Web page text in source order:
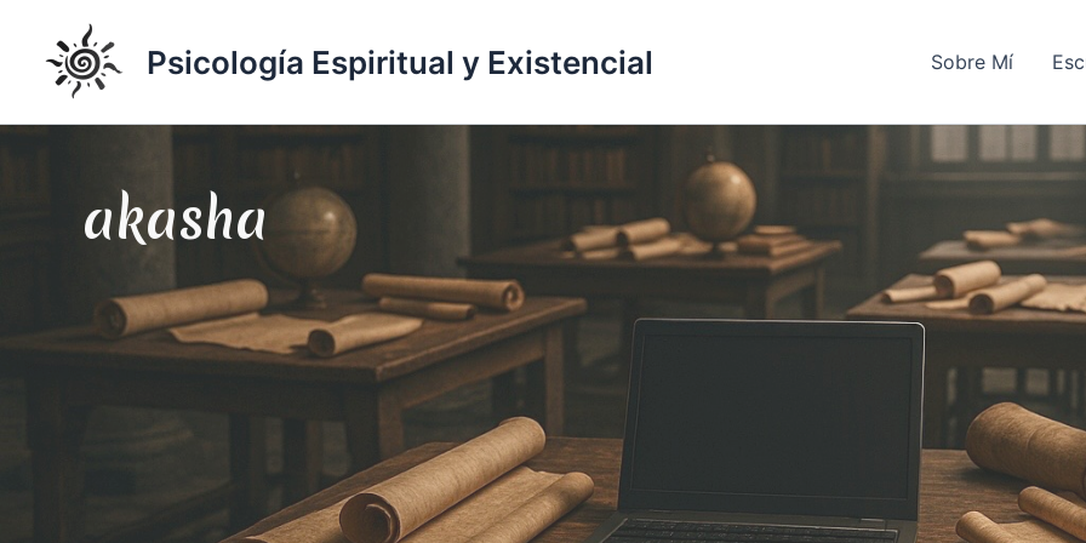
contenido
Psicología Espiritual y Existencial Sobre Mí
akasha